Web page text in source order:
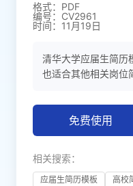
格式：PDF
编号：CV2961
时间：11月19日
清华大学应届生简历
也适合其他相关岗位
免费使用
相关搜索：
应届生简历模板 高校